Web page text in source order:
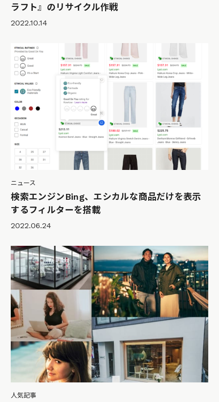
ラフト』のリサイクル作戦
2022.10.14
ニュース
検索エンジンBing、エシカルな商品だけを表示
するフィルターを搭載
2022.06.24
人気記事